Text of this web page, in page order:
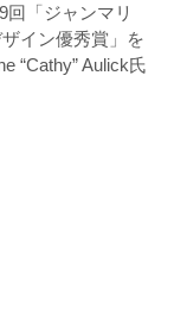
回「ジャンマリ
イン優秀賞」を
“Cathy” Aulick氏